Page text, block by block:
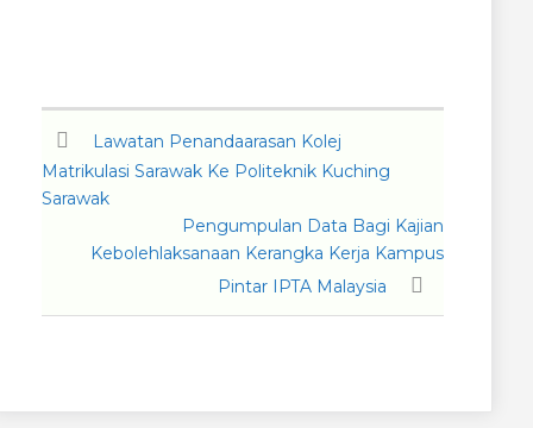
Lawatan Penandaarasan Kolej
Matrikulasi Sarawak Ke Politeknik Kuching
Sarawak
Pengumpulan Data Bagi Kajian
Kebolehlaksanaan Kerangka Kerja Kampus
Pintar IPTA Malaysia